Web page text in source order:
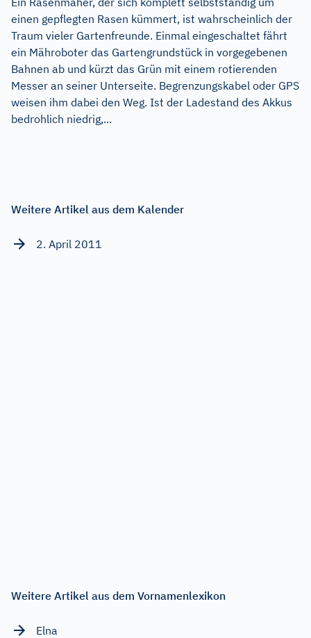
einen gepflegten Rasen kümmert, ist wahrscheinlich der
Traum vieler Gartenfreunde. Einmal eingeschaltet fährt
ein Mähroboter das Gartengrundstück in vorgegebenen
Bahnen ab und kürzt das Grün mit einem rotierenden
Messer an seiner Unterseite. Begrenzungskabel oder GPS
weisen ihm dabei den Weg. Ist der Ladestand des Akkus
bedrohlich niedrig,...
Weitere Artikel aus dem Kalender
2. April 2011
Weitere Artikel aus dem Vornamenlexikon
Elna